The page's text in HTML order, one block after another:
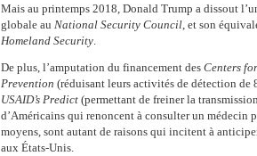
Mais au printemps 2018, Donald Trump a dissout
globale au National Security Council, et son
Homeland Security.
De plus, l’amputation du financement des Centers
Prevention (réduisant leurs activités de détection de
USAID’s Predict (permettant de freiner la
d’Américains qui renoncent à consulter un médecin
moyens, sont autant de raisons qui incitent à
aux États-Unis.